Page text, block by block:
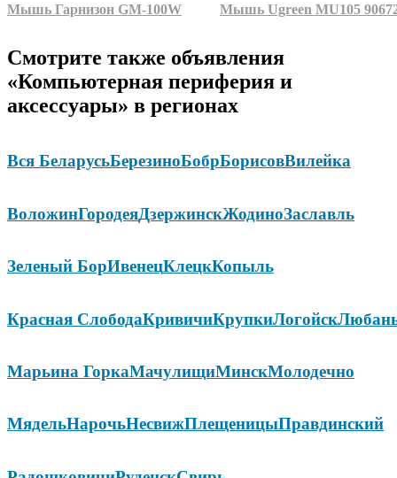
Мышь Гарнизон GM-100W
Смотрите также объявления
«Компьютерная периферия и
аксессуары» в регионах
Вся БеларусьБерезиноБобрБорисовВилейка
ВоложинГородеяДзержинскЖодиноЗаславль
Зеленый БорИвенецКлецкКопыль
Красная СлободаКривичиКрупкиЛогойск
Марьина ГоркаМачулищиМинскМолодечно
МядельНарочьНесвижПлещеницыПравдинский